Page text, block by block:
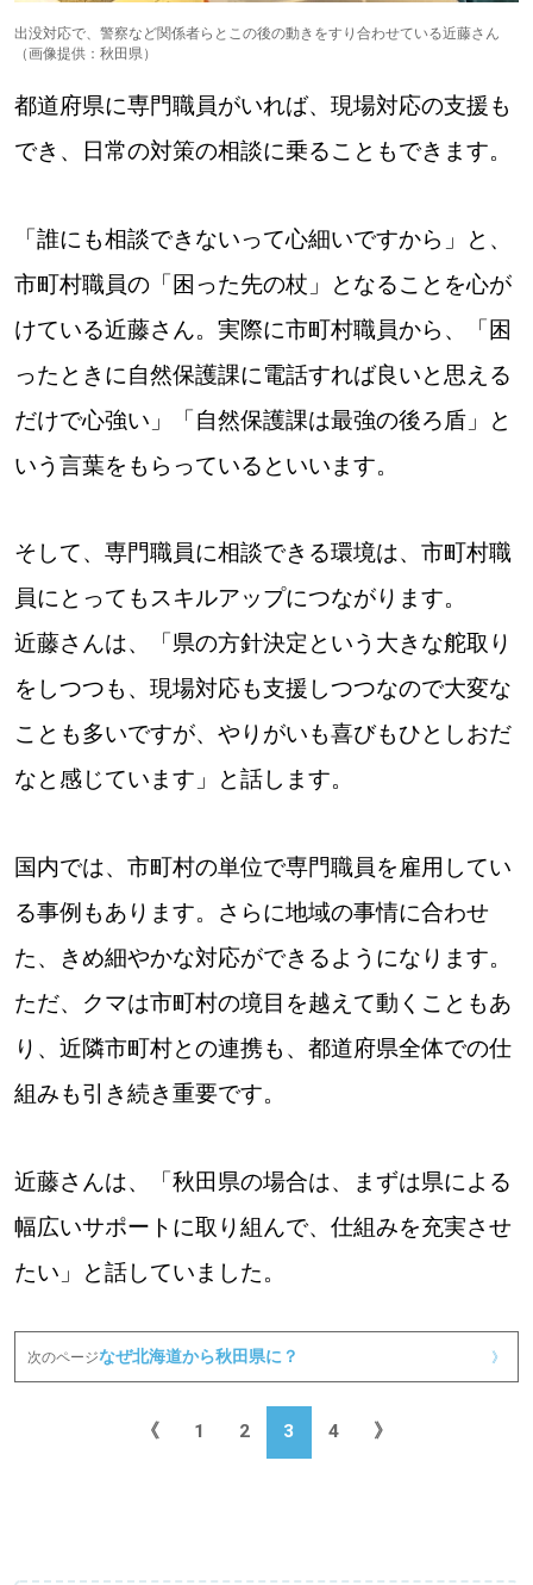
出没対応で、警察など関係者らとこの後の動きをすり合わせている近藤さん
（画像提供：秋田県）
都道府県に専門職員がいれば、現場対応の支援も
でき、日常の対策の相談に乗ることもできます。
「誰にも相談できないって心細いですから」と、
市町村職員の「困った先の杖」となることを心が
けている近藤さん。実際に市町村職員から、「困
ったときに自然保護課に電話すれば良いと思える
だけで心強い」「自然保護課は最強の後ろ盾」と
いう言葉をもらっているといいます。
そして、専門職員に相談できる環境は、市町村職
員にとってもスキルアップにつながります。
近藤さんは、「県の方針決定という大きな舵取り
をしつつも、現場対応も支援しつつなので大変な
ことも多いですが、やりがいも喜びもひとしおだ
なと感じています」と話します。
国内では、市町村の単位で専門職員を雇用してい
る事例もあります。さらに地域の事情に合わせ
た、きめ細やかな対応ができるようになります。
ただ、クマは市町村の境目を越えて動くこともあ
り、近隣市町村との連携も、都道府県全体での仕
組みも引き続き重要です。
近藤さんは、「秋田県の場合は、まずは県による
幅広いサポートに取り組んで、仕組みを充実させ
たい」と話していました。
次のページなぜ北海道から秋田県に？ 》
《 1 2 3 4 》